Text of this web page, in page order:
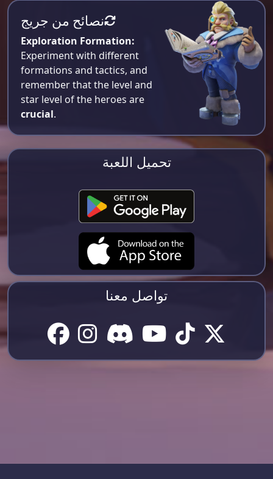
نصائح من جريج
Exploration Formation:
Experiment with different
formations and tactics, and
remember that the level and
star level of the heroes are
crucial.
تحميل اللعبة
تواصل معنا